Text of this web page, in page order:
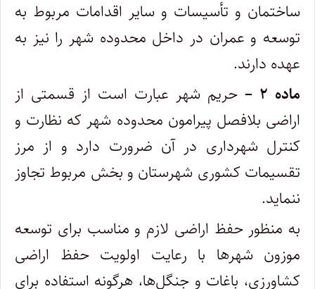
ساختمان و تأسیسات و سایر اقدامات مربوط به
توسعه و عمران در داخل محدوده شهر را نیز به
عهده دارند.
ماده ۲ –
حریم شهر عبارت است از قسمتی از
اراضی بلافصل پیرامون محدوده شهر که نظارت و
کنترل شهرداری در آن ضرورت دارد و از مرز
تقسیمات کشوری شهرستان و بخش مربوط تجاوز
ننماید.
به منظور حفظ اراضی لازم و مناسب برای توسعه
موزون شهرها با رعایت اولویت حفظ اراضی
کشاورزی، باغات و جنگل‌ها، هرگونه استفاده برای